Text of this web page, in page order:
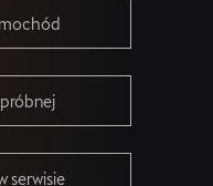
serwisie